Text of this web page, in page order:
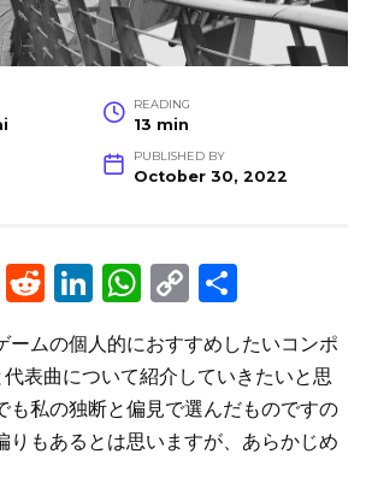
READING
13 min
PUBLISHED BY
October 30, 2022
E
R
d
di
t
Li
k
e
dI
W
a
ts
A
C
p
y
Li
ar
e
ムの個人的におすすめしたいコンポ
表曲について紹介していきたいと思
も私の独断と偏見で選んだものですの
りもあるとは思いますが、あらかじめ